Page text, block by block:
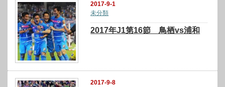
2017-9-1
未分類
2017年J1第16節 鳥栖vs浦和
2017-9-8